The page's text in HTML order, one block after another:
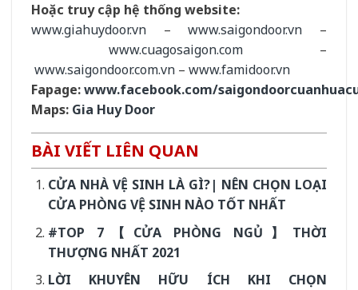
Hoặc truy cập hệ thống website:
www.giahuydoor.vn –www.saigondoor.vn –
www.cuagosaigon.com–
www.saigondoor.com.vn – www.famidoor.vn
Fapage:www.facebook.com/
Maps: Gia Huy Door
BÀI VIẾT LIÊN QUAN
CỬA NHÀ VỆ SINH LÀ GÌ?| NÊN CHỌN LOẠI
CỬA PHÒNG VỆ SINH NÀO TỐT NHẤT
#TOP 7【CỬA PHÒNG NGỦ】THỜI
THƯỢNG NHẤT 2021
LỜI KHUYÊN HỮU ÍCH KHI CHỌN